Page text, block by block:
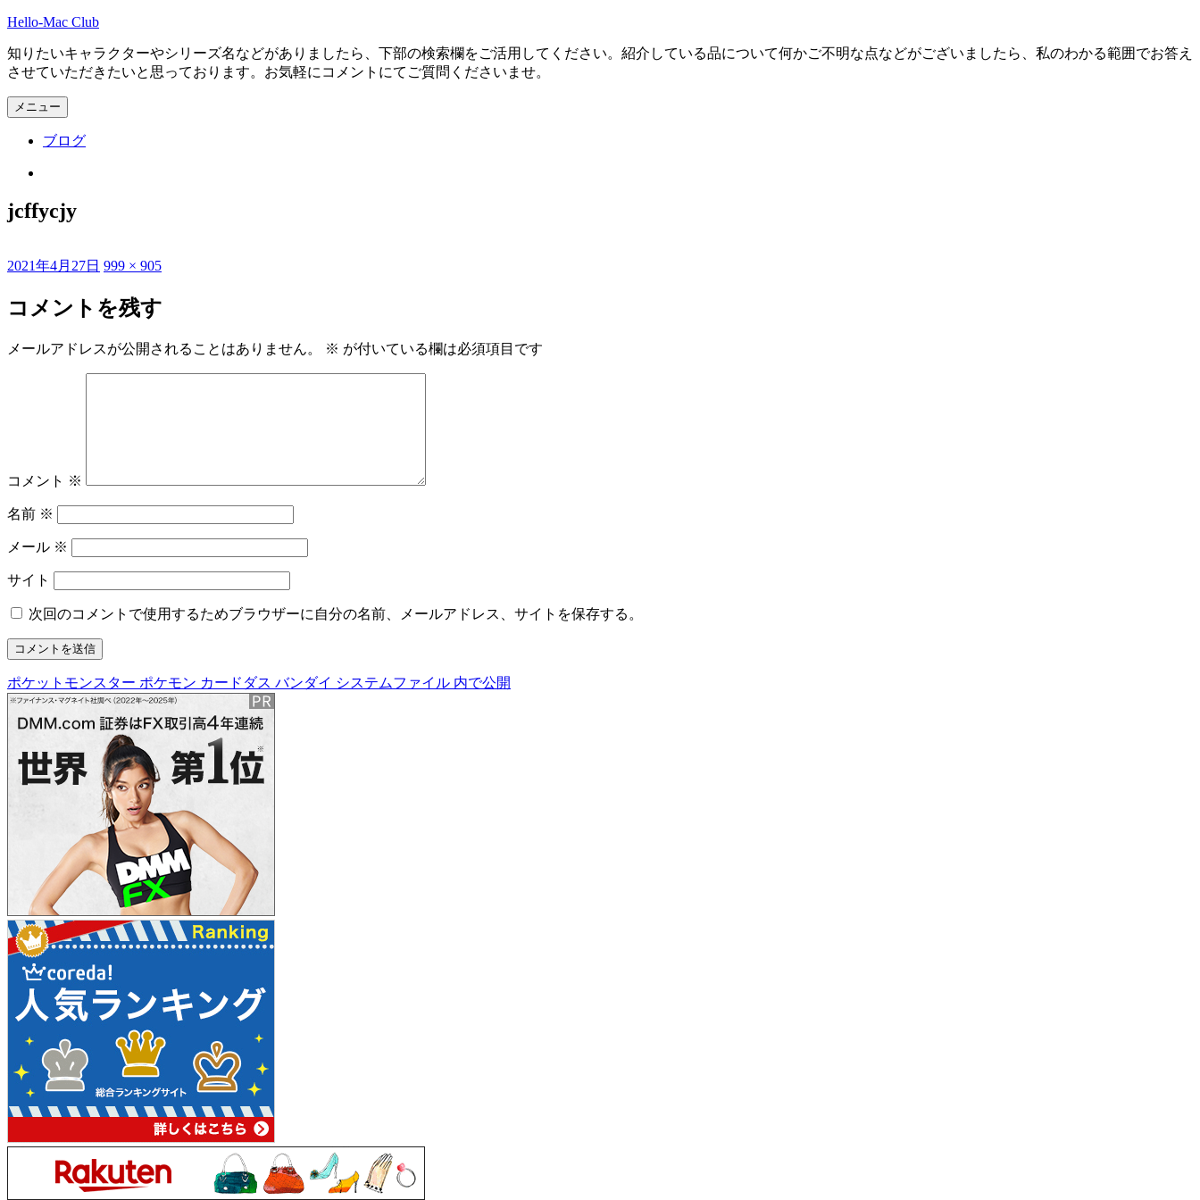
コ
テ
ン
ツ
へ
Hello-Mac Club
知りたいキャラクターやシリーズ名などがありましたら、下部の検索欄をご活用してください。紹介している品について何かご不明な点などがございましたら、私のわかる範囲でお答え
させていただきたいと思っております。お気軽にコメントにてご質問くださいませ。
メニュー
ブログ
jcffycjy
投
日:
2021年4月27日 フ
サ
イ
999 × 905
コメントを残す
メールアドレスが公開されることはありません。 ※ が付いている欄は必須項目です
コメント ※
名前 ※
メール ※
サイト
次回のコメントで使用するためブラウザーに自分の名前、メールアドレス、サイトを保存する。
投
稿
ビ
ン
ポケットモンスター ポケモン カードダス バンダイ システムファイル 内で公開